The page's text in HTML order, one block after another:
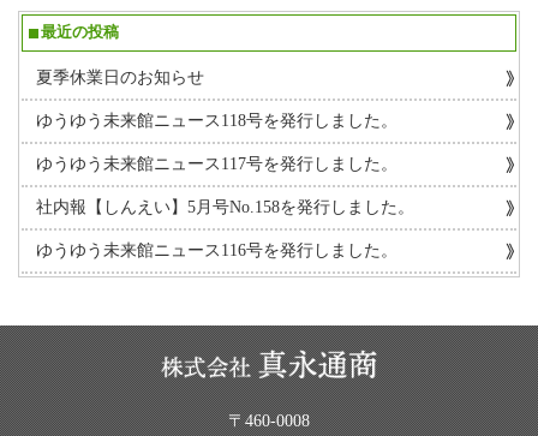
最近の投稿
夏季休業日のお知らせ
ゆうゆう未来館ニュース118号を発行しました。
ゆうゆう未来館ニュース117号を発行しました。
社内報【しんえい】5月号No.158を発行しました。
ゆうゆう未来館ニュース116号を発行しました。
〒460-0008